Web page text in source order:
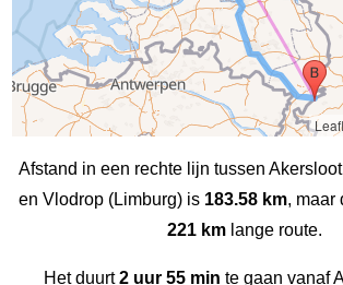
Afstand in een rechte lijn tussen
en Vlodrop (Limburg) is 183.58 km, maar
221 km lange route.
Het duurt2 uur 55 min te gaan vanaf